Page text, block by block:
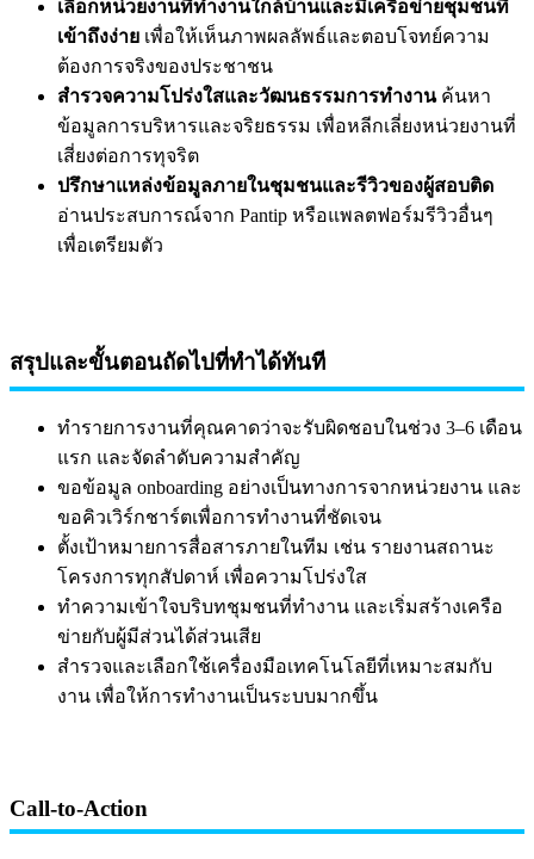
เลือกหน่วยงานที่ทำงานใกล้บ้านและมีเครือข่ายชุมชนที่
เข้าถึงง่าย เพื่อให้เห็นภาพผลลัพธ์และตอบโจทย์ความ
ต้องการจริงของประชาชน
สำรวจความโปร่งใสและวัฒนธรรมการทำงานค้นหา
ข้อมูลการบริหารและจริยธรรม เพื่อหลีกเลี่ยงหน่วยงานที่
เสี่ยงต่อการทุจริต
ปรึกษาแหล่งข้อมูลภายในชุมชนและรีวิวของผู้สอบติด
อ่านประสบการณ์จาก Pantip หรือแพลตฟอร์มรีวิวอื่นๆ
เพื่อเตรียมตัว
สรุปและขั้นตอนถัดไปที่ทำได้ทันที
ทำรายการงานที่คุณคาดว่าจะรับผิดชอบในช่วง 3–6 เดือน
แรก และจัดลำดับความสำคัญ
ขอข้อมูล onboarding อย่างเป็นทางการจากหน่วยงาน และ
ขอคิวเวิร์กชาร์ตเพื่อการทำงานที่ชัดเจน
ตั้งเป้าหมายการสื่อสารภายในทีม เช่น รายงานสถานะ
โครงการทุกสัปดาห์ เพื่อความโปร่งใส
ทำความเข้าใจบริบทชุมชนที่ทำงาน และเริ่มสร้างเครือ
ข่ายกับผู้มีส่วนได้ส่วนเสีย
สำรวจและเลือกใช้เครื่องมือเทคโนโลยีที่เหมาะสมกับ
งาน เพื่อให้การทำงานเป็นระบบมากขึ้น
Call-to-Action